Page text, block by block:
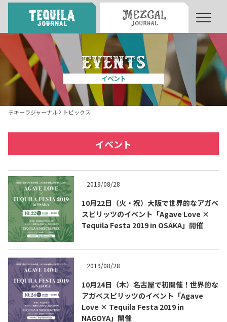
About About Tequila Journal
テキーラとは What’s Tequila
テキーラマーケット
テキーラの飲み方 How to Drink Tequila
メキシコ料理 Cuisines of Mexico
イベント
テキーラジャーナル トピックス
イベント
2019/08/28
10月22日（火・祝）大阪で世界的なアガベ
スピリッツのイベント「Agave Love ×
Tequila Festa 2019 in OSAKA」開催
2019/08/28
10月24日（木）名古屋で初開催！世界的な
アガベスピリッツのイベント「Agave
Love × Tequila Festa 2019 in
NAGOYA」開催